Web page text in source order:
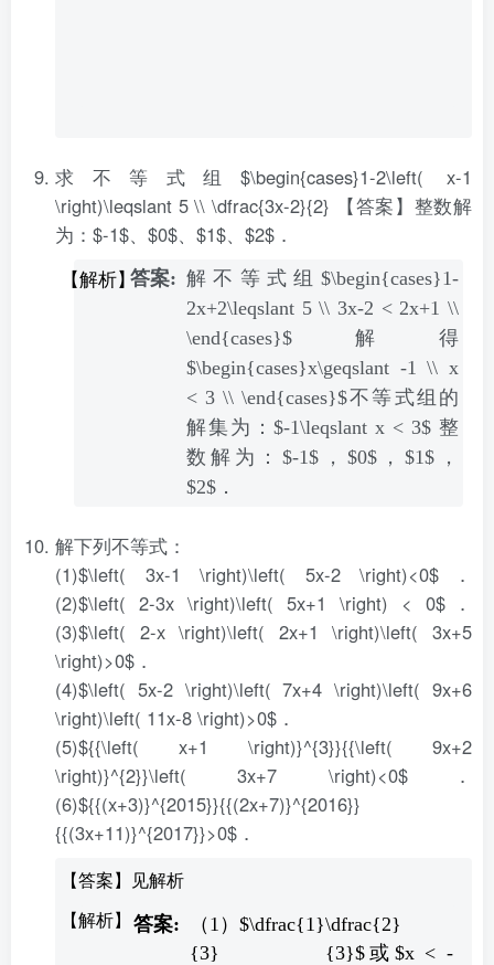
求不等式组$\begin{cases}1-2\left( x-1
\right)\leqslant 5 \\ \dfrac{3x-2}{2} 【答案】整数解
为：$-1$、$0$、$1$、$2$．
解不等式组$\begin{cases}1-
2x+2\leqslant 5 \\ 3x-2 < 2x+1 \\
\end{cases}$解得
$\begin{cases}x\geqslant -1 \\ x
< 3 \\ \end{cases}$不等式组的
解集为：$-1\leqslant x < 3$ 整
数解为：$-1$，$0$，$1$，
$2$．
解下列不等式：
(1)$\left( 3x-1 \right)\left( 5x-2 \right)<0$．
(2)$\left( 2-3x \right)\left( 5x+1 \right) < 0$．
(3)$\left( 2-x \right)\left( 2x+1 \right)\left( 3x+5
\right)>0$．
(4)$\left( 5x-2 \right)\left( 7x+4 \right)\left( 9x+6
\right)\left( 11x-8 \right)>0$．
(5)${{\left( x+1 \right)}^{3}}{{\left( 9x+2
\right)}^{2}}\left( 3x+7 \right)<0$．
(6)${{(x+3)}^{2015}}{{(2x+7)}^{2016}}
{{(3x+11)}^{2017}}>0$．
【答案】见解析
（1）$\dfrac{1}
{3}
\dfrac{2}
{3}$或$x < -